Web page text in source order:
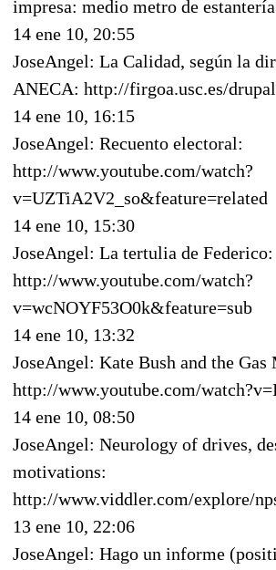
impresa: medio metro de
14 ene 10, 20:55
JoseAngel: La Calidad, según la
ANECA: http://firgoa.usc.es/
14 ene 10, 16:15
JoseAngel: Recuento electoral:
http://www.youtube.com/watch?
v=UZTiA2V2_so&feature=related
14 ene 10, 15:30
JoseAngel: La tertulia de Federico:
http://www.youtube.com/watch?
v=wcNOYF53O0k&feature=sub
14 ene 10, 13:32
JoseAngel: Kate Bush and the Gas
http://www.youtube.com/
14 ene 10, 08:50
JoseAngel: Neurology of drives,
motivations:
http://www.viddler.com/explore/
13 ene 10, 22:06
JoseAngel: Hago un informe